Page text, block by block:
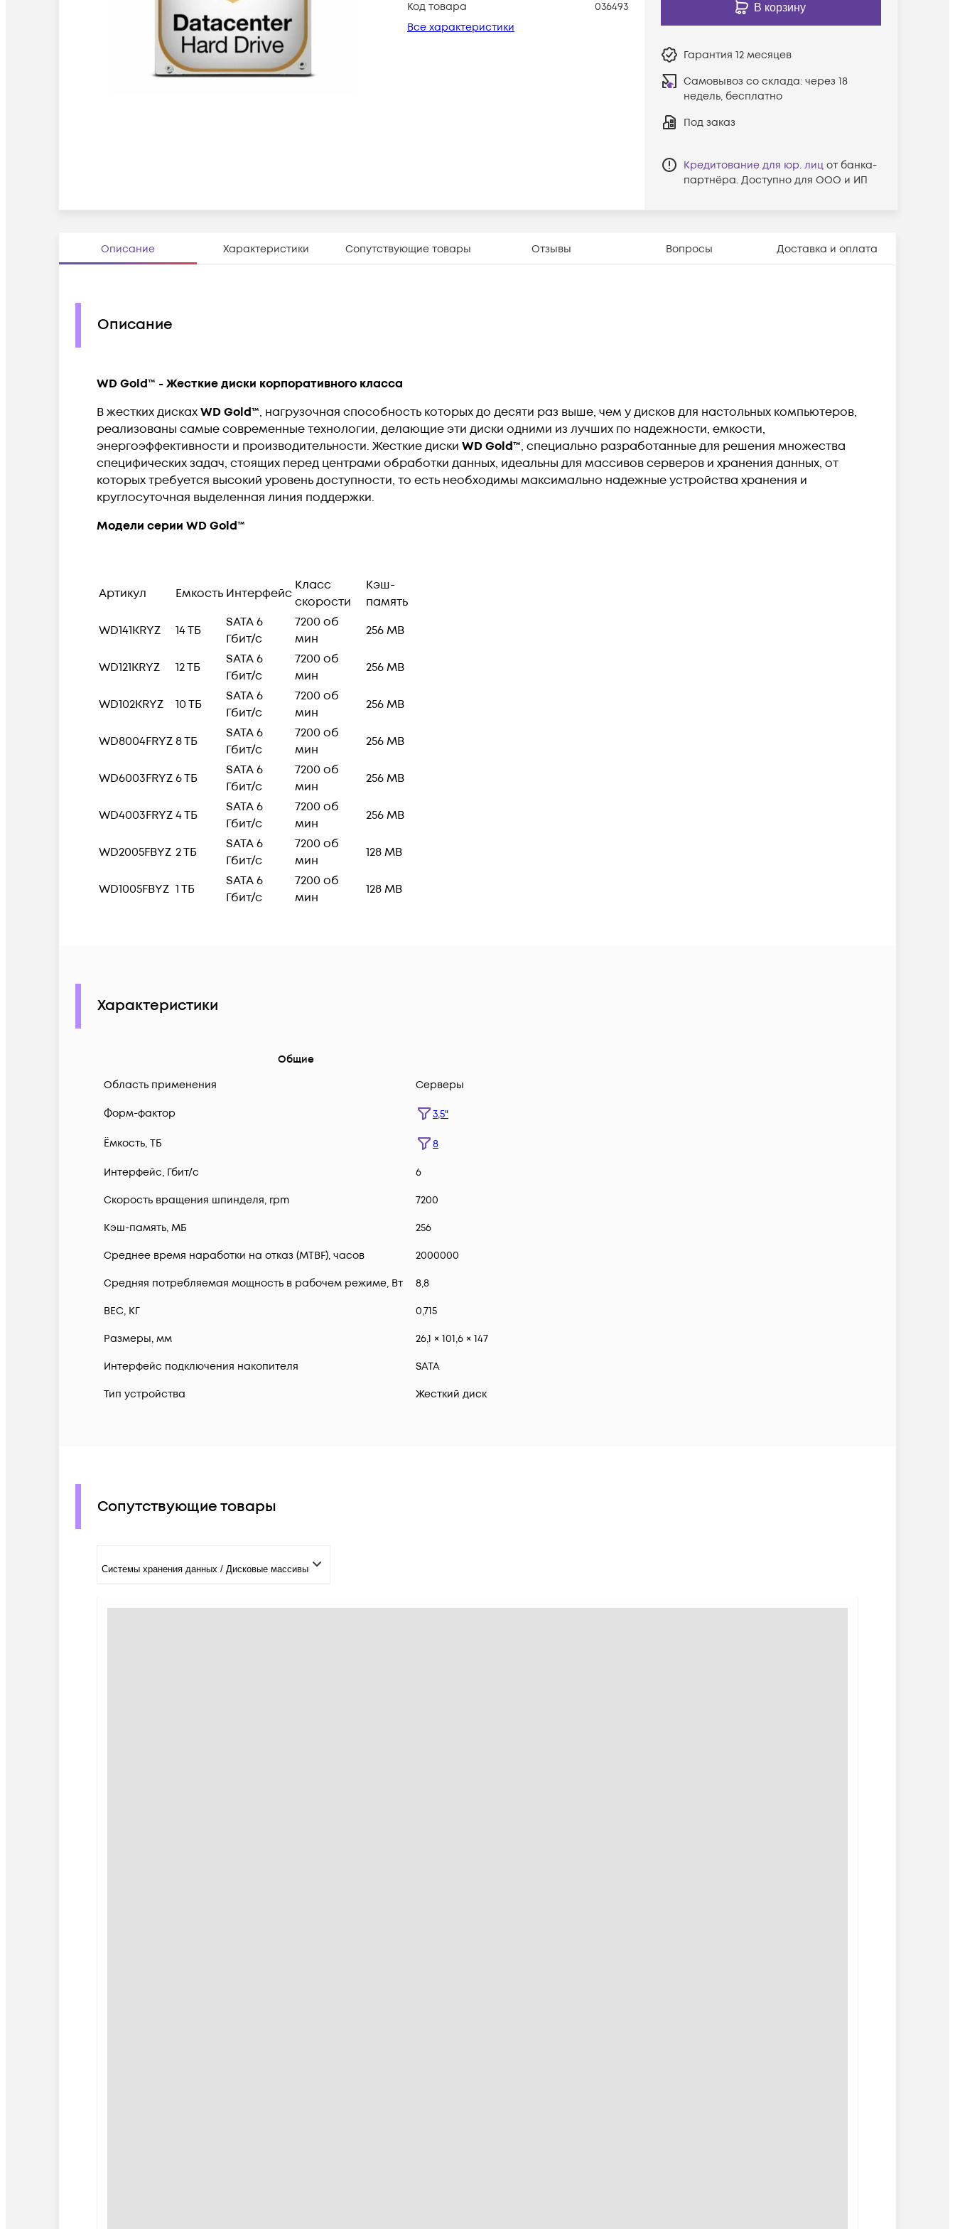
Код товара
036493
Все характеристики
В корзину
Гарантия 12 месяцев
Самовывоз со склада: через 18
недель, бесплатно
Под заказ
Кредитование для юр. лиц от банка-
партнёра. Доступно для ООО и ИП
Описание Характеристики Сопутствующие товары Отзывы Вопросы Доставка и оплата
Описание
WD Gold™ - Жесткие диски корпоративного класса
В жестких дискахWD Gold™, нагрузочная способность которых до десяти раз выше, чем у дисков для настольных компьютеров,
реализованы самые современные технологии, делающие эти диски одними из лучших по надежности, емкости,
энергоэффективности и производительности. Жесткие диски WD Gold™, специально разработанные для решения множества
специфических задач, стоящих перед центрами обработки данных, идеальны для массивов серверов и хранения данных, от
которых требуется высокий уровень доступности, то есть необходимы максимально надежные устройства хранения и
круглосуточная выделенная линия поддержки.
Модели серии WD Gold™
Артикул Емкость Интерфейс
Класс
скорости
Кэш-
память
WD141KRYZ
14ТБ
SATA 6
Гбит/с
7200 об
мин
256 MB
WD121KRYZ 12ТБ
SATA 6
Гбит/с
7200 об
мин
256 MB
WD102KRYZ 10 ТБ
SATA 6
Гбит/с
7200 об
мин
256 MB
WD8004FRYZ8 ТБ
SATA 6
Гбит/с
7200 об
мин
256 MB
WD6003FRYZ6 ТБ
SATA 6
Гбит/с
7200 об
мин
256 MB
WD4003FRYZ4 ТБ
SATA 6
Гбит/с
7200 об
мин
256 MB
WD2005FBYZ 2 ТБ
SATA 6
Гбит/с
7200 об
мин
128 MB
WD1005FBYZ 1 ТБ
SATA 6
Гбит/с
7200 об
мин
128 MB
Характеристики
Общие
Область применения
Серверы
Форм-фактор 3,5"
Ëмкость, ТБ 8
Интерфейс, Гбит/с 6
Скорость вращения шпинделя, rpm 7200
Кэш-память, МБ 256
Среднее время наработки на отказ (MTBF), часов 2000000
Средняя потребляемая мощность в рабочем режиме, Вт 8,8
ВЕС, КГ 0,715
Размеры, мм 26,1 × 101,6 × 147
Интерфейс подключения накопителя SATA
Тип устройства Жесткий диск
Сопутствующие товары
Системы хранения данных / Дисковые массивы